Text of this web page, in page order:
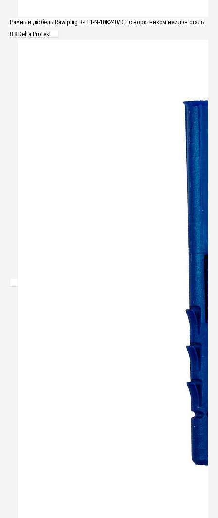
Рамный дюбель Rawlplug R-FF1-N-10K240/DT с воротником нейлон сталь
8.8 Delta Protekt